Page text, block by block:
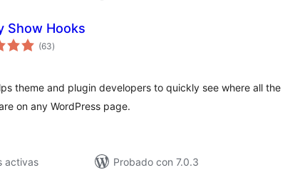
Show Hooks
(63valoracións
totais
)
theme and plugin developers to quickly see where all the
on any WordPress page.
activas
Probado con 7.0.3